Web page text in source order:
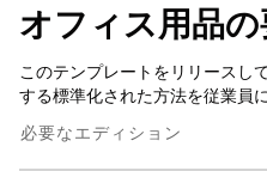
オフィス用品
このテンプレートをリリースし
する標準化された方法を従業員
必要なエディション